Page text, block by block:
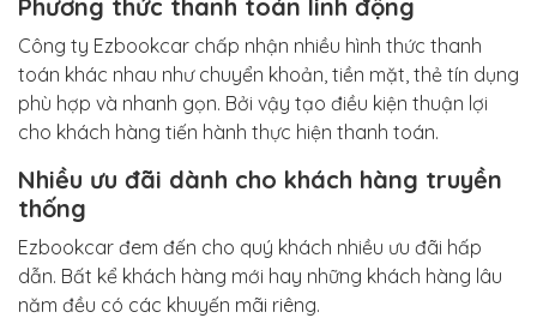
Phương thức thanh toán linh động
Công ty Ezbookcar chấp nhận nhiều hình thức thanh
toán khác nhau như chuyển khoản, tiền mặt, thẻ tín dụng
phù hợp và nhanh gọn. Bởi vậy tạo điều kiện thuận lợi
cho khách hàng tiến hành thực hiện thanh toán.
Nhiều ưu đãi dành cho khách hàng truyền
thống
Ezbookcar đem đến cho quý khách nhiều ưu đãi hấp
dẫn. Bất kể khách hàng mới hay những khách hàng lâu
năm đều có các khuyến mãi riêng.